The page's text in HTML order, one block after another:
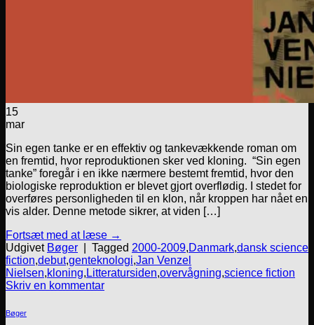
15
mar
Sin egen tanke er en effektiv og tankevækkende roman om
en fremtid, hvor reproduktionen sker ved kloning. “Sin egen
tanke” foregår i en ikke nærmere bestemt fremtid, hvor den
biologiske reproduktion er blevet gjort overflødig. I stedet for
overføres personligheden til en klon, når kroppen har nået en
vis alder. Denne metode sikrer, at viden […]
Fortsæt med at læse →
Udgivet Bøger Tagged 2000-2009,Danmark,dansk science
fiction,debut,genteknologi,Jan Venzel
Nielsen,kloning, Litteratursiden,overvågning,science fiction
Skriv en kommentar
Bøger